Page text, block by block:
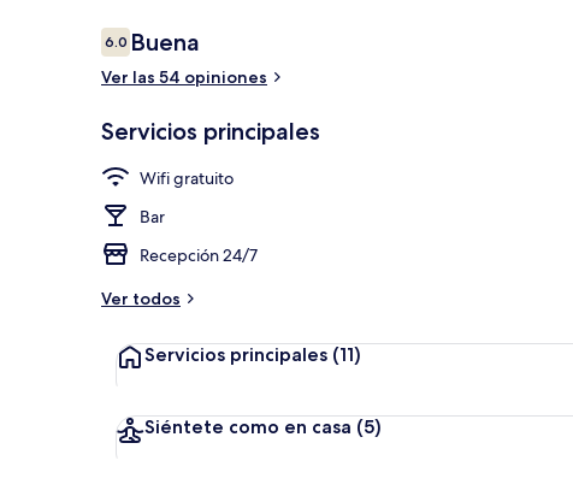
Sala de estar en
Opiniones
6.06.0 de 10,
Buena
Ver las 54 opiniones
Servicios principales
Wifi gratuito
Bar
Recepción 24/7
Ver todos
Servicios principales (11)
Siéntete como en casa (5)